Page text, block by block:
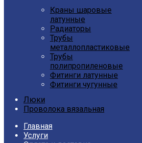
Краны шаровые
латунные
Радиаторы
Трубы
металлопластиковые
Трубы
полипропиленовые
Фитинги латунные
Фитинги чугунные
Люки
Проволока вязальная
Главная
Услуги